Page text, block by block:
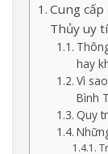
Cung
Thủy uy
hay
Vì
Bình
Quy